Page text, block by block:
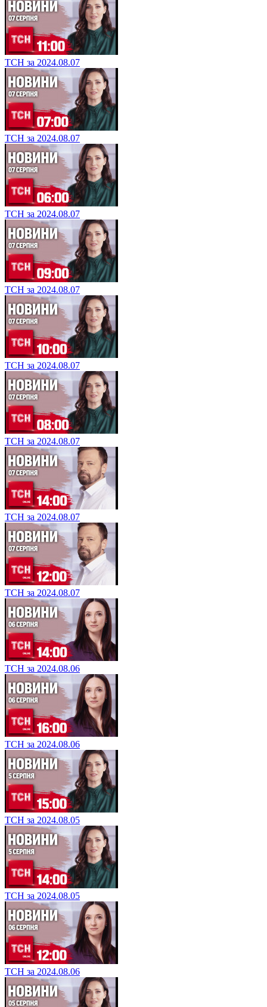
ТСН за 2024.08.07
ТСН за 2024.08.07
ТСН за 2024.08.07
ТСН за 2024.08.07
ТСН за 2024.08.07
ТСН за 2024.08.07
ТСН за 2024.08.07
ТСН за 2024.08.07
ТСН за 2024.08.06
ТСН за 2024.08.06
ТСН за 2024.08.05
ТСН за 2024.08.05
ТСН за 2024.08.06